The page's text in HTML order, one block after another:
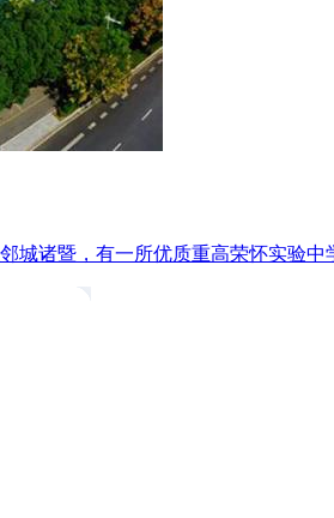
诸暨，有一所优质重高荣怀实验中